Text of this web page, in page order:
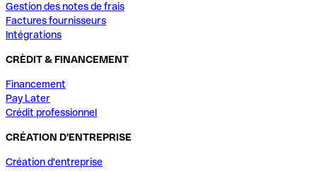
Gestion des notes de frais
Factures fournisseurs
Intégrations
CRÈDIT & FINANCEMENT
Financement
Pay Later
Crédit professionnel
CRÉATION D'ENTREPRISE
Création d'entreprise